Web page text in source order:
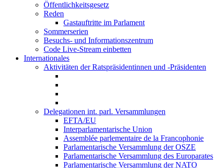
Öffentlichkeitsgesetz
Reden
Gastauftritte im Parlament
Sommerserien
Besuchs- und Informationszentrum
Code Live-Stream einbetten
Internationales
Aktivitäten der Ratspräsidentinnen und -Präsidenten
Delegationen int. parl. Versammlungen
EFTA/EU
Interparlamentarische Union
Assemblée parlementaire de la Francophonie
Parlamentarische Versammlung der OSZE
Parlamentarische Versammlung des Europarates
Parlamentarische Versammlung der NATO